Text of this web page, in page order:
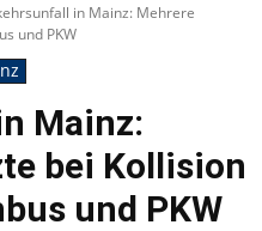
in Mainz: Mehrere
und PKW
Mainz:
bei Kollision
und PKW